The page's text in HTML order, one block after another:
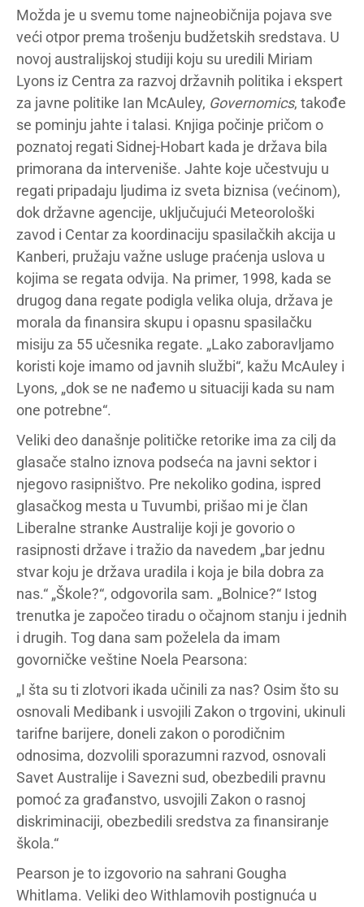
Možda je u svemu tome najneobičnija pojava sve
veći otpor prema trošenju budžetskih sredstava. U
novoj australijskoj studiji koju su uredili Miriam
Lyons iz Centra za razvoj državnih politika i ekspert
za javne politike Ian McAuley, Governomics, takođe
se pominju jahte i talasi. Knjiga počinje pričom o
poznatoj regati Sidnej-Hobart kada je država bila
primorana da interveniše. Jahte koje učestvuju u
regati pripadaju ljudima iz sveta biznisa (većinom),
dok državne agencije, uključujući Meteorološki
zavod i Centar za koordinaciju spasilačkih akcija u
Kanberi, pružaju važne usluge praćenja uslova u
kojima se regata odvija. Na primer, 1998, kada se
drugog dana regate podigla velika oluja, država je
morala da finansira skupu i opasnu spasilačku
misiju za 55 učesnika regate. „Lako zaboravljamo
koristi koje imamo od javnih službi“, kažu McAuley i
Lyons, „dok se ne nađemo u situaciji kada su nam
one potrebne“.
Veliki deo današnje političke retorike ima za cilj da
glasače stalno iznova podseća na javni sektor i
njegovo rasipništvo. Pre nekoliko godina, ispred
glasačkog mesta u Tuvumbi, prišao mi je član
Liberalne stranke Australije koji je govorio o
rasipnosti države i tražio da navedem „bar jednu
stvar koju je država uradila i koja je bila dobra za
nas.“ „Škole?“, odgovorila sam. „Bolnice?“ Istog
trenutka je započeo tiradu o očajnom stanju i jednih
i drugih. Tog dana sam poželela da imam
govorničke veštine Noela Pearsona:
„I šta su ti zlotvori ikada učinili za nas? Osim što su
osnovali Medibank i usvojili Zakon o trgovini, ukinuli
tarifne barijere, doneli zakon o porodičnim
odnosima, dozvolili sporazumni razvod, osnovali
Savet Australije i Savezni sud, obezbedili pravnu
pomoć za građanstvo, usvojili Zakon o rasnoj
diskriminaciji, obezbedili sredstva za finansiranje
škola.“
Pearson je to izgovorio na sahrani Gougha
Whitlama. Veliki deo Withlamovih postignuća u